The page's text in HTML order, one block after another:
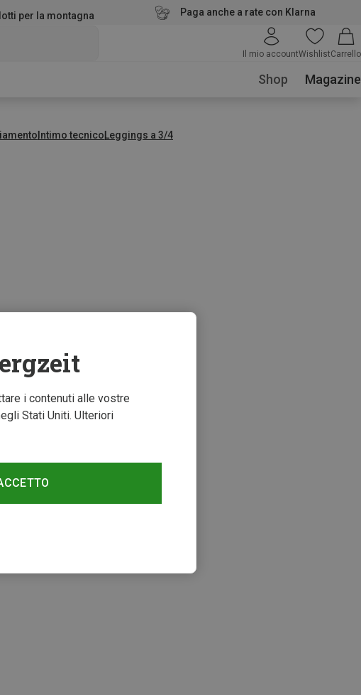
per la montagna Paga anche a rate con Klarna
Il mio accountWishlistCarrello
Shop Magazine
Intimo tecnicoLeggings a 3/4
i contenuti alle vostre
Stati Uniti. Ulteriori